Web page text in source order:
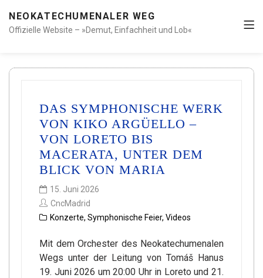
NEOKATECHUMENALER WEG
Offizielle Website – »Demut, Einfachheit und Lob«
DAS SYMPHONISCHE WERK
VON KIKO ARGÜELLO –
VON LORETO BIS
MACERATA, UNTER DEM
BLICK VON MARIA
15. Juni 2026
CncMadrid
Konzerte, Symphonische Feier, Videos
Mit dem Orchester des Neokatechumenalen
Wegs unter der Leitung von Tomáš Hanus
19. Juni 2026 um 20:00 Uhr in Loreto und 21.